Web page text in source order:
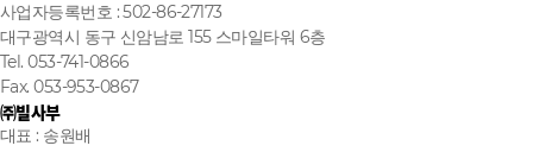
사업자등록번호 : 502-86-27173
대구광역시 동구 신암남로 155 스마일타워 6층
Tel. 053-741-0866
Fax. 053-953-0867
㈜빌사부
대표 : 송원배